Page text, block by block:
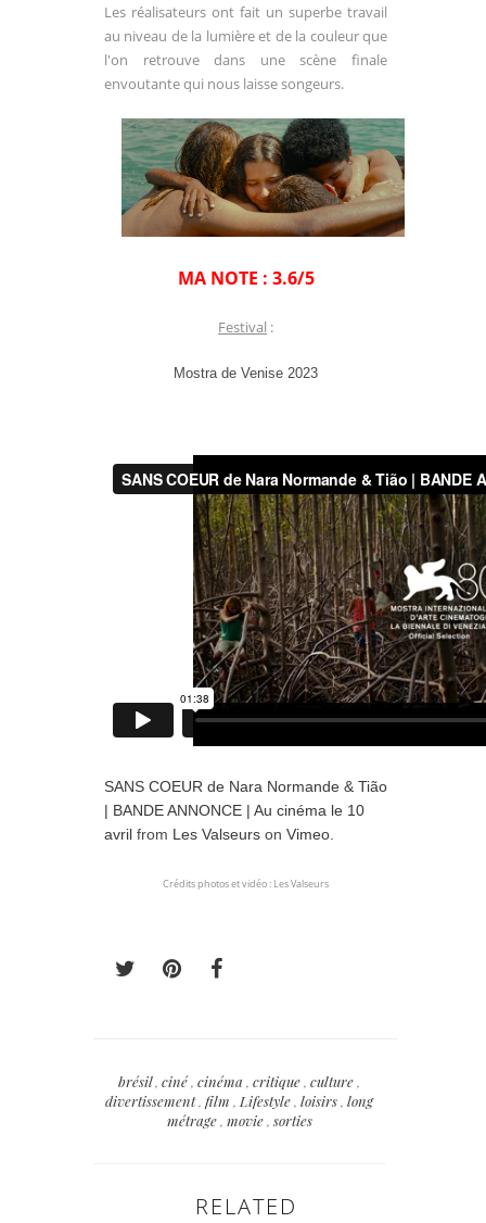
Les réalisateurs ont fait un superbe travail
au niveau de la lumière et de la couleur que
l'on retrouve dans une scène finale
envoutante qui nous laisse songeurs.
MA NOTE : 3.6/5
Festival :
Mostra de Venise 2023
SANS COEUR de Nara Normande & Tião
| BANDE ANNONCE | Au cinéma le 10
avril from Les Valseurs on Vimeo
Crédits photos et vidéo : Les Valseurs
brésil, ciné, cinéma , critique, culture,
divertissement, film , Lifestyle, loisirs, long
métrage, movie, sorties
RELATED